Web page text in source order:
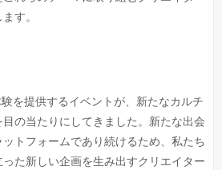
す。
を提供するイベントが、新たなカルチ
の当たりにしてきました。新たな出会
トフォームであり続けるため、私たち
た新しい企画を生み出すクリエイター